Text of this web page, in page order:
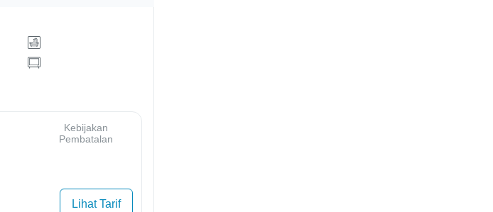
Kebijakan
Pembatalan
Lihat Tarif